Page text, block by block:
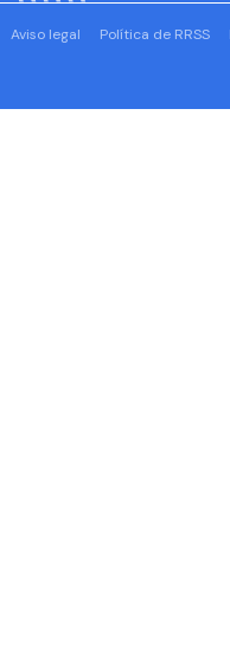
Aviso legal Política de RRSS